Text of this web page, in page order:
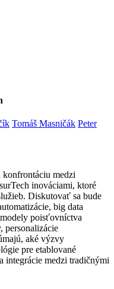
Tomáš Masničák Peter
konfrontáciu medzi
inováciami, ktoré
Diskutovať sa bude
big data
poisťovníctva
personalizácie
aké výzvy
pre etablované
integrácie medzi tradičnými